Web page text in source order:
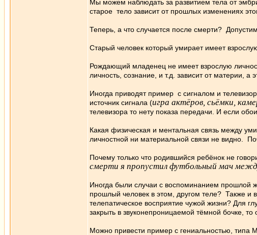
Мы можем наблюдать за развитием тела от
старое тело зависит от прошлых изменениях
Теперь, а что случается после смерти?
Старый человек который умирает имеет
Рождающий младенец не имеет взрослую
личность, сознание, и т.д. зависит от материи,
Иногда приводят пример с сигналом и
источник сигнала (игра актёров, сьёмки,
телевизора то нету показа передачи. И если
Какая физическая и ментальная связь между
личностной ни материальной связи не видно.
Почему только что родившийся ребёнок не
смерти я пропустил футбольный мач
Иногда были случаи с воспоминанием прошлой
прошлый человек в этом, другом теле? Также и
телепатическое восприятие чужой жизни? Для
закрыть в звуконепроницаемой тёмной бочке, то
Можно привести пример с гениальностью, типа